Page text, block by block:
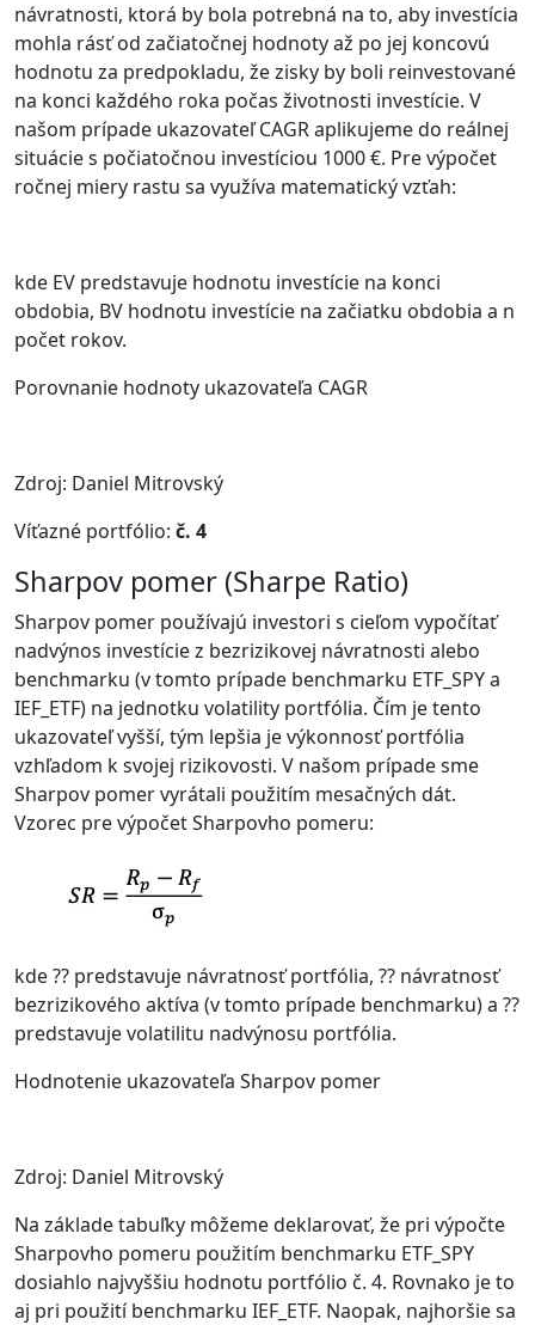
návratnosti, ktorá by bola potrebná na to, aby investícia
mohla rásť od začiatočnej hodnoty až po jej koncovú
hodnotu za predpokladu, že zisky by boli reinvestované
na konci každého roka počas životnosti investície. V
našom prípade ukazovateľ CAGR aplikujeme do reálnej
situácie s počiatočnou investíciou 1000 €. Pre výpočet
ročnej miery rastu sa využíva matematický vzťah:
kde EV predstavuje hodnotu investície na konci
obdobia, BV hodnotu investície na začiatku obdobia a n
počet rokov.
Porovnanie hodnoty ukazovateľa CAGR
Zdroj: Daniel Mitrovský
Víťazné portfólio: č. 4
Sharpov pomer (Sharpe Ratio)
Sharpov pomer používajú investori s cieľom vypočítať
nadvýnos investície z bezrizikovej návratnosti alebo
benchmarku (v tomto prípade benchmarku ETF_SPY a
IEF_ETF) na jednotku volatility portfólia. Čím je tento
ukazovateľ vyšší, tým lepšia je výkonnosť portfólia
vzhľadom k svojej rizikovosti. V našom prípade sme
Sharpov pomer vyrátali použitím mesačných dát.
Vzorec pre výpočet Sharpovho pomeru:
kde ?? predstavuje návratnosť portfólia, ?? návratnosť
bezrizikového aktíva (v tomto prípade benchmarku) a ??
predstavuje volatilitu nadvýnosu portfólia.
Hodnotenie ukazovateľa Sharpov pomer
Zdroj: Daniel Mitrovský
Na základe tabuľky môžeme deklarovať, že pri výpočte
Sharpovho pomeru použitím benchmarku ETF_SPY
dosiahlo najvyššiu hodnotu portfólio č. 4. Rovnako je to
aj pri použití benchmarku IEF_ETF. Naopak, najhoršie sa